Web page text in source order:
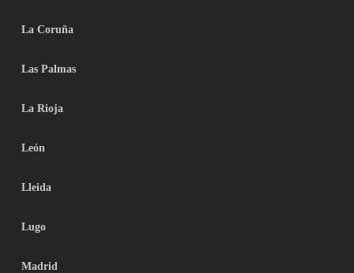
La Coruña
Las Palmas
La Rioja
León
Lleida
Lugo
Madrid